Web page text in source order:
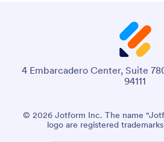
4 Embarcadero Center, Suite
94111
© 2026 Jotform Inc. The name
logo are registered